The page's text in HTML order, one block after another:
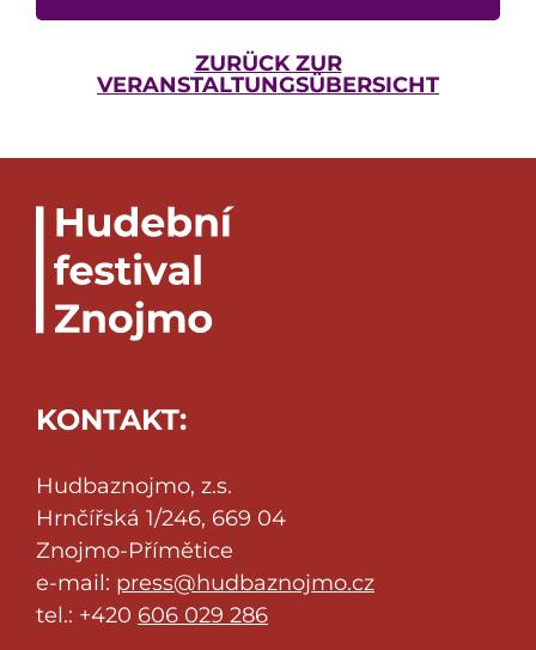
ZURÜCK ZUR
VERANSTALTUNGSÜBERSICHT
KONTAKT:
Hudbaznojmo, z.s.
Hrnčířská 1/246, 669 04
Znojmo-Přímětice
e-mail: press@hudbaznojmo.cz
tel.: +420 606 029 286